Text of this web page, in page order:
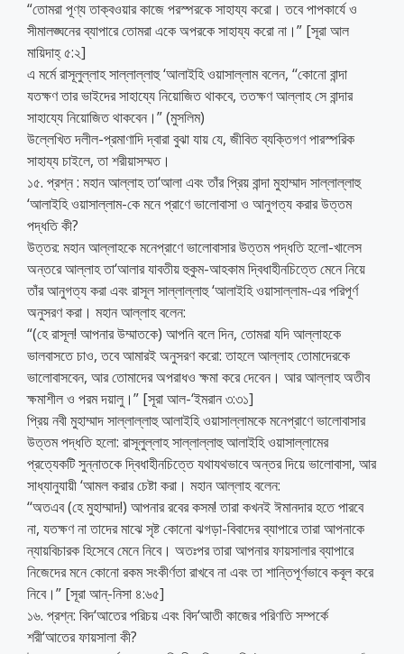
“তোমরা পূণ্য তাক্বওয়ার কাজে পরস্পরকে সাহায্য করো। তবে পাপকার্যে ও
সীমালঙ্ঘনের ব্যাপারে তোমরা একে অপরকে সাহায্য করো না।” [সূরা আল
মায়িদাহ্ ৫:২]
এ মর্মে রাসূলুল্লাহ সাল্লাল্লাহু ‘আলাইহি ওয়াসাল্লাম বলেন, ‘‘কোনো বান্দা
যতক্ষণ তার ভাইদের সাহায্যে নিয়োজিত থাকবে, ততক্ষণ আল্লাহ সে বান্দার
সাহায্যে নিয়োজিত থাকবেন।” (মুসলিম)
উল্লেখিত দলীল-প্রমাণাদি দ্বারা বুঝা যায় যে, জীবিত ব্যক্তিগণ পারস্পরিক
সাহায্য চাইলে, তা শরীয়াসম্মত।
১৫. প্রশ্ন : মহান আল্লাহ তা‘আলা এবং তাঁর প্রিয় বান্দা মুহাম্মাদ সাল্লাল্লাহু
‘আলাইহি ওয়াসাল্লাম-কে মনে প্রাণে ভালোবাসা ও আনুগত্য করার উত্তম
পদ্ধতি কী?
উত্তর: মহান আল্লাহকে মনেপ্রাণে ভালোবাসার উত্তম পদ্ধতি হলো-খালেস
অন্তরে আল্লাহ তা‘আলার যাবতীয় হুকুম-আহকাম দ্বিধাহীনচিত্তে মেনে নিয়ে
তাঁর আনুগত্য করা এবং রাসূল সাল্লাল্লাহু ‘আলাইহি ওয়াসাল্লাম-এর পরিপূর্ণ
অনুসরণ করা। মহান আল্লাহ বলেন:
“(হে রাসূল! আপনার উম্মাতকে) আপনি বলে দিন, তোমরা যদি আল্লাহকে
ভালবাসতে চাও, তবে আমারই অনুসরণ করো: তাহলে আল্লাহ তোমাদেরকে
ভালোবাসবেন, আর তোমাদের অপরাধও ক্ষমা করে দেবেন। আর আল্লাহ অতীব
ক্ষমাশীল ও পরম দয়ালু।” [সূরা আল-‘ইমরান ৩:৩১]
প্রিয় নবী মুহাম্মাদ সাল্লাল্লাহু আলাইহি ওয়াসাল্লামকে মনেপ্রাণে ভালোবাসার
উত্তম পদ্ধতি হলো: রাসূলুল্লাহ সাল্লাল্লাহু আলাইহি ওয়াসাল্লামের
প্রত্যেকটি সুন্নাতকে দ্বিধাহীনচিত্তে যথাযথভাবে অন্তর দিয়ে ভালোবাসা, আর
সাধ্যানুযায়ী ‘আমল করার চেষ্টা করা। মহান আল্লাহ বলেন:
‘‘অতএব (হে মুহাম্মাদ!) আপনার রবের কসম! তারা কখনই ঈমানদার হতে পারবে
না, যতক্ষণ না তাদের মাঝে সৃষ্ট কোনো ঝগড়া-বিবাদের ব্যাপারে তারা আপনাকে
ন্যায়বিচারক হিসেবে মেনে নিবে। অতঃপর তারা আপনার ফায়সালার ব্যাপারে
নিজেদের মনে কোনো রকম সংকীর্ণতা রাখবে না এবং তা শান্তিপূর্ণভাবে কবূল করে
নিবে।” [সূরা আন্-নিসা ৪:৬৫]
১৬. প্রশ্ন: বিদ‘আতের পরিচয় এবং বিদ‘আতী কাজের পরিণতি সম্পর্কে
শরী‘আতের ফায়সালা কী?